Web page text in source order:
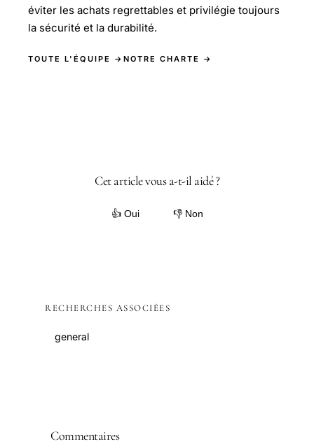
éviter les achats regrettables et privilégie toujours
la sécurité et la durabilité.
TOUTE L'ÉQUIPE → NOTRE CHARTE →
Cet article vous a-t-il aidé ?
👍 Oui 👎 Non
RECHERCHES ASSOCIÉES
general
Commentaires